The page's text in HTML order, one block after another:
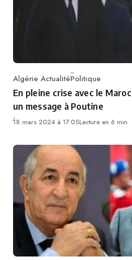
Category
Algérie ActualitéPolitique
En pleine crise avec le
un message à Poutine
18 mars 2024 à 17:05Lecture en 6 min